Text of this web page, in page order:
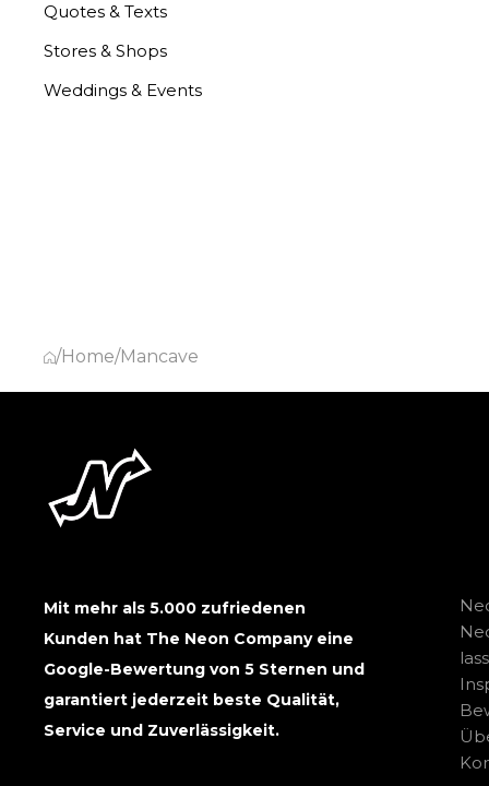
Quotes & Texts
Stores & Shops
Weddings & Events
/Home/Mancave
Mit mehr als 5.000 zufriedenen
Kunden hat The Neon Company eine
Google-Bewertung von 5 Sternen und
garantiert jederzeit beste Qualität,
Service und Zuverlässigkeit.